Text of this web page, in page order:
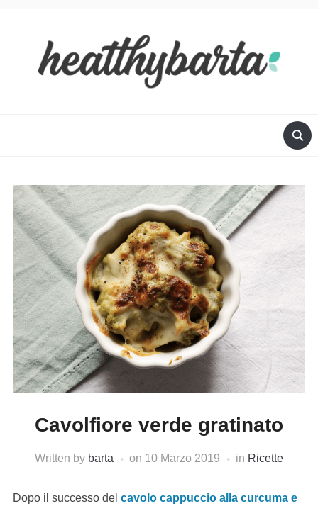
Cavolfiore verde gratinato
Written by barta on 10 Marzo 2019 in Ricette
Dopo il successo del cavolo cappuccio alla curcuma e